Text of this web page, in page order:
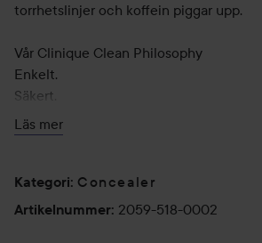
torrhetslinjer och koffein piggar upp.
Vår Clinique Clean Philosophy
Enkelt.
Säkert.
Effektivt.
Alltid utvecklat för att ge de bästa
Användning:
Läs mer
Kategori: Concealer
Artikelnummer: 2059-518-0002